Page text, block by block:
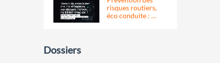
risques routiers,
éco conduite : …
Dossiers